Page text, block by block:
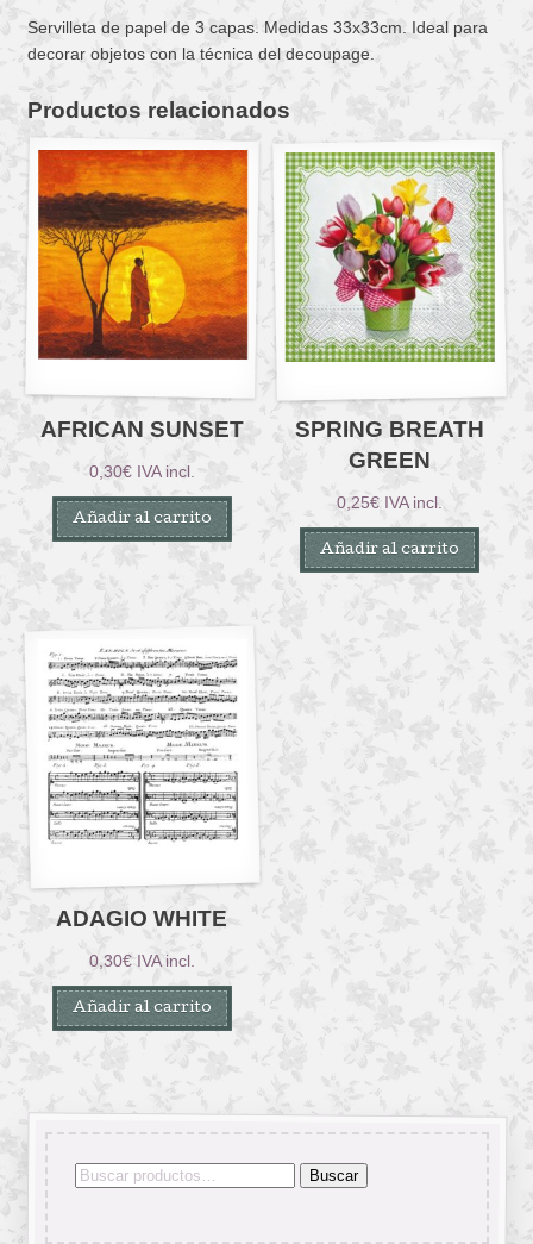
Servilleta de papel de 3 capas. Medidas 33x33cm. Ideal para
decorar objetos con la técnica del decoupage.
Productos relacionados
AFRICAN SUNSET
0,30€ IVA incl.
Añadir al carrito
SPRING BREATH
GREEN
0,25€ IVA incl.
Añadir al carrito
ADAGIO WHITE
0,30€ IVA incl.
Añadir al carrito
Buscar
Buscar